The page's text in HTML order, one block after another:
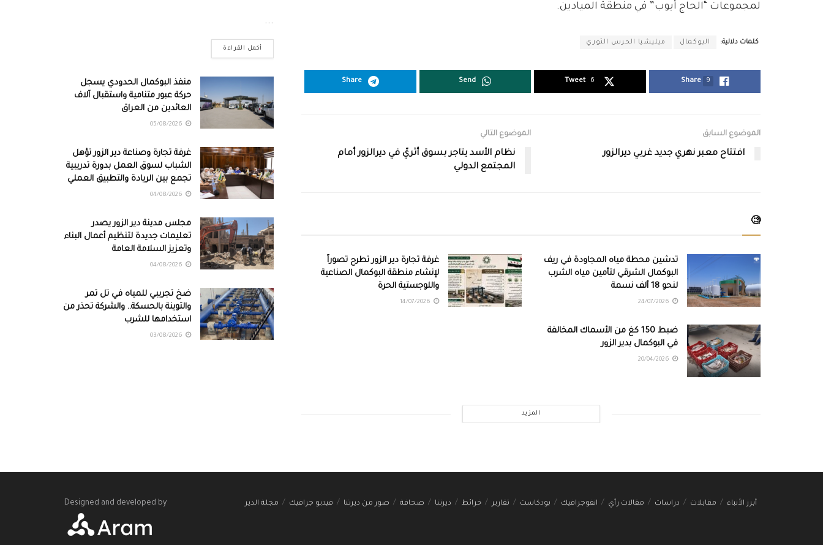
لمجموعات “الحاج أيوب” في منطقة الميادين.
كلمات دلالية: البوكمال ميليشيا الحرس الثوري
Share 9
Tweet 6
Send
Share
الموضوع السابق
افتتاح معبر نهري جديد غربي ديرالزور
الموضوع التالي
نظام الأسد يتاجر بسوق أثريّ في ديرالزور أمام
المجتمع الدولي
🧐
تدشين محطة مياه المجاودة في ريف
البوكمال الشرقي لتأمين مياه الشرب
لنحو 18 ألف نسمة
غرفة تجارة دير الزور تطرح تصوراً
لإنشاء منطقة البوكمال الصناعية
واللوجستية الحرة
ضبط 150 كغ من الأسماك المخالفة
في البوكمال بدير الزور
المزيد
...
أكمل القراءة
منفذ البوكمال الحدودي يسجل
حركة عبور متنامية واستقبال آلاف
العائدين من العراق
غرفة تجارة وصناعة دير الزور تؤهل
الشباب لسوق العمل بدورة تدريبية
تجمع بين الريادة والتطبيق العملي
مجلس مدينة دير الزور يصدر
تعليمات جديدة لتنظيم أعمال البناء
وتعزيز السلامة العامة
ضخ تجريبي للمياه في تل تمر
والتوينة بالحسكة.. والشركة تحذر من
استخدامها للشرب
أبرز الأنباء مقابلات دراسات مقالات رأي انفوجرافيك بودكاست تقارير خرائط ديرتنا صحافة صور من ديرتنا فيديو جرافيك مجلة الدير Designed and developed by